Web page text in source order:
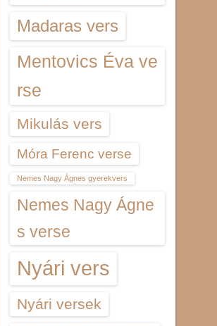
Madaras vers
Mentovics Éva ve
rse
Mikulás vers
Móra Ferenc verse
Nemes Nagy Ágnes gyerekvers
Nemes Nagy Ágne
s verse
Nyári vers
Nyári versek